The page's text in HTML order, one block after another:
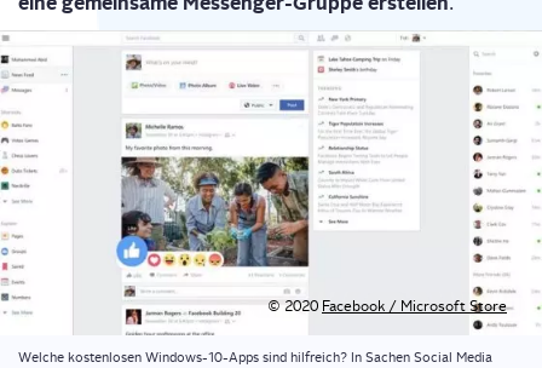
© 2020 Face­book / Micro­soft Store
Wel­che kos­ten­lo­sen Win­dows-10-Apps sind hilf­reich? In Sachen Social Media